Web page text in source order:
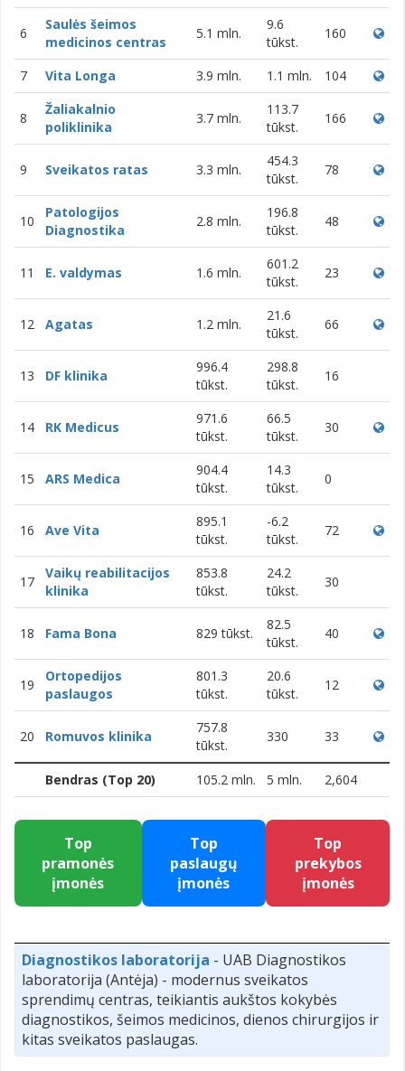
6
Saulės šeimos
medicinos centras
5.1 mln.
9.6
tūkst.
160
7 Vita Longa 3.9 mln. 1.1 mln. 104
8
Žaliakalnio
poliklinika
3.7 mln.
113.7
tūkst.
166
9 Sveikatos ratas 3.3 mln.
454.3
tūkst.
78
10
Patologijos
Diagnostika
2.8 mln.
196.8
tūkst.
48
11 E. valdymas 1.6 mln.
601.2
tūkst.
23
12 Agatas 1.2 mln.
21.6
tūkst.
66
13 DF klinika
996.4
tūkst.
298.8
tūkst.
16
14 RK Medicus
971.6
tūkst.
66.5
tūkst.
30
15 ARS Medica
904.4
tūkst.
14.3
tūkst.
0
16 Ave Vita
895.1
tūkst.
-6.2
tūkst.
72
17
Vaikų reabilitacijos
klinika
853.8
tūkst.
24.2
tūkst.
30
18 Fama Bona 829 tūkst.
82.5
tūkst.
40
19
Ortopedijos
paslaugos
801.3
tūkst.
20.6
tūkst.
12
20 Romuvos klinika
757.8
tūkst.
330 33
Bendras (Top 20) 105.2 mln. 5 mln. 2,604
Top
pramonės
įmonės
Top
paslaugų
įmonės
Top
prekybos
įmonės
Diagnostikos laboratorija - UAB Diagnostikos
laboratorija (Antėja) - modernus sveikatos
sprendimų centras, teikiantis aukštos kokybės
diagnostikos, šeimos medicinos, dienos chirurgijos ir
kitas sveikatos paslaugas.